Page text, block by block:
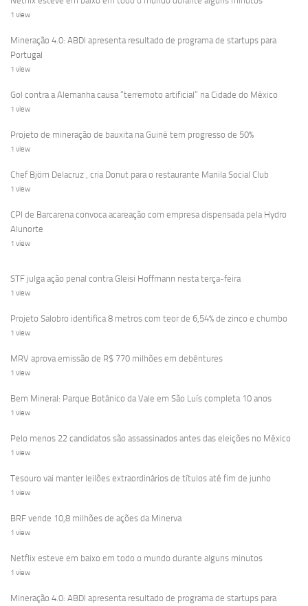
1 view
Mineração 4.0: ABDI apresenta resultado de programa de startups para
Portugal
1 view
Gol contra a Alemanha causa “terremoto artificial” na Cidade do México
1 view
Projeto de mineração de bauxita na Guiné tem progresso de 50%
1 view
Chef Björn Delacruz , cria Donut para o restaurante Manila Social Club
1 view
CPI de Barcarena convoca acareação com empresa dispensada pela Hydro
Alunorte
1 view
STF julga ação penal contra Gleisi Hoffmann nesta terça-feira
1 view
Projeto Salobro identifica 8 metros com teor de 6,54% de zinco e chumbo
1 view
MRV aprova emissão de R$ 770 milhões em debêntures
1 view
Bem Mineral: Parque Botânico da Vale em São Luís completa 10 anos
1 view
Pelo menos 22 candidatos são assassinados antes das eleições no México
1 view
Tesouro vai manter leilões extraordinários de títulos até fim de junho
1 view
BRF vende 10,8 milhões de ações da Minerva
1 view
Netflix esteve em baixo em todo o mundo durante alguns minutos
1 view
Mineração 4.0: ABDI apresenta resultado de programa de startups para